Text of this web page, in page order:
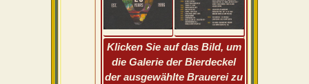
Klicken Sie auf das Bild, um
die Galerie der Bierdeckel
der ausgewählte Brauerei zu